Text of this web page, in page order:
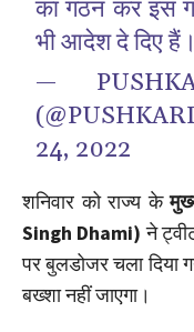
का गठन कर इस
भी आदेश दे दिए हैं।
—
24, 2022
शनिवार को राज्य के
Singh Dhami) ने
पर बुलडोजर चला दिया
बख्शा नहीं जाएगा।